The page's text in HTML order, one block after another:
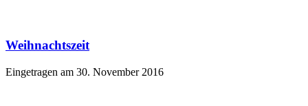
Weihnachtszeit
Eingetragen am 30. November 2016